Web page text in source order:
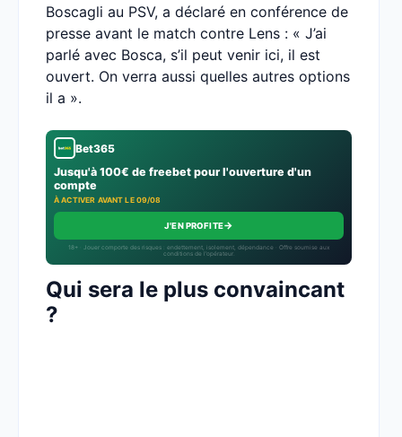
Boscagli au PSV, a déclaré en conférence de
presse avant le match contre Lens : « J’ai
parlé avec Bosca, s’il peut venir ici, il est
ouvert. On verra aussi quelles autres options
il a ».
Bet365
Jusqu'à 100€ de freebet pour l'ouverture d'un
compte
À ACTIVER AVANT LE 09/08
J'EN PROFITE→
18+ · Jouer comporte des risques : endettement, isolement, dépendance · Offre soumise aux
conditions de l’opérateur.
Qui sera le plus convaincant
?